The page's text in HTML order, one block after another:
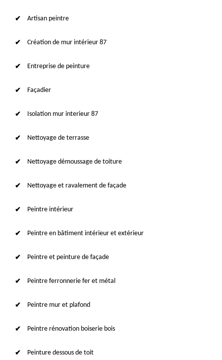
Artisan peintre
Création de mur intérieur 87
Entreprise de peinture
Façadier
Isolation mur interieur 87
Nettoyage de terrasse
Nettoyage démoussage de toiture
Nettoyage et ravalement de façade
Peintre intérieur
Peintre en bâtiment intérieur et extérieur
Peintre et peinture de façade
Peintre ferronnerie fer et métal
Peintre mur et plafond
Peintre rénovation boiserie bois
Peinture dessous de toit